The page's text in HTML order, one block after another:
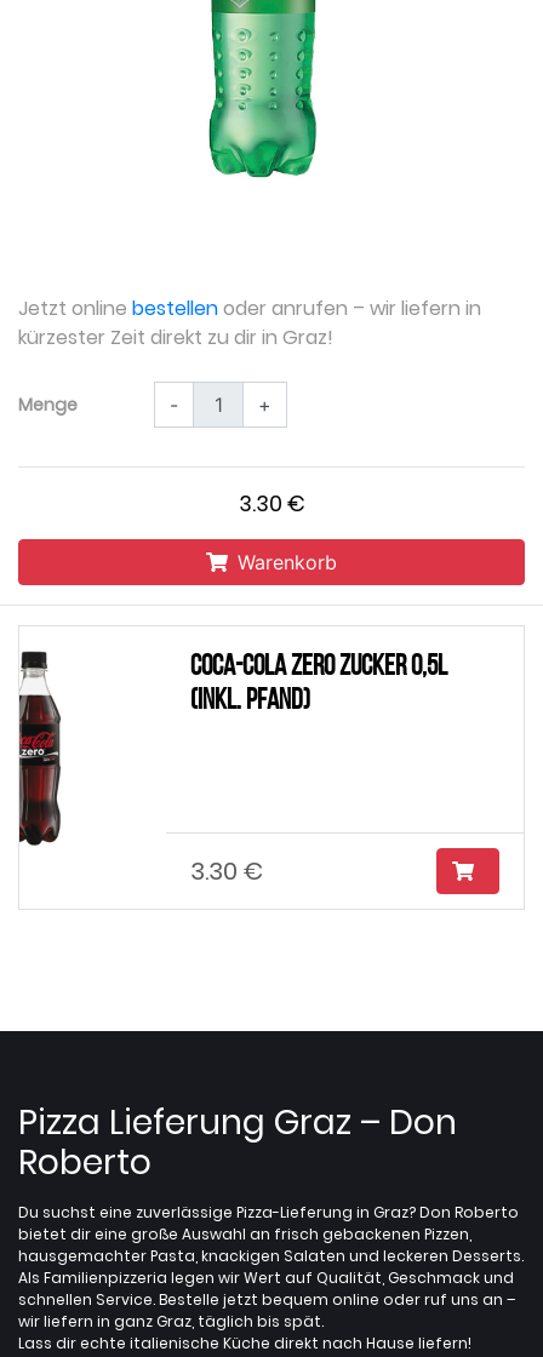
Jetzt online bestellenoder anrufen – wir liefern in
kürzester Zeit direkt zu dir in Graz!
Menge - +
3.30 €
Warenkorb
Coca-Cola zero Zucker 0,5l
(inkl. Pfand)
3.30 €
Pizza Lieferung Graz – Don
Roberto
Du suchst eine zuverlässige Pizza-Lieferung in Graz? Don Roberto
bietet dir eine große Auswahl an frisch gebackenen Pizzen,
hausgemachter Pasta, knackigen Salaten und leckeren Desserts.
Als Familienpizzeria legen wir Wert auf Qualität, Geschmack und
schnellen Service. Bestelle jetzt bequem online oder ruf uns an –
wir liefern in ganz Graz, täglich bis spät.
Lass dir echte italienische Küche direkt nach Hause liefern!